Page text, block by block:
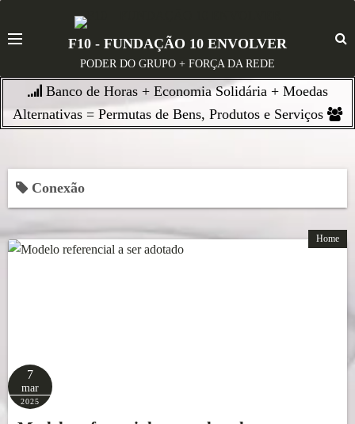
o
c
F10 - FUNDAÇÃO 10 ENVOLVER
PODER DO GRUPO + FORÇA DA REDE
Banco de Horas + Economia Solidária + Moedas
Alternativas = Permutas de Bens, Produtos e Serviços
Conexão
Home
7
mar
2025